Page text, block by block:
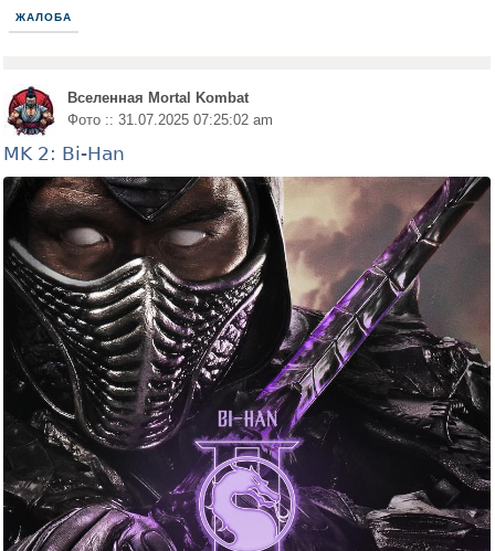
ЖАЛОБА
Вселенная Mortal Kombat
Фото :: 31.07.2025 07:25:02 am
MK 2: Bi-Han